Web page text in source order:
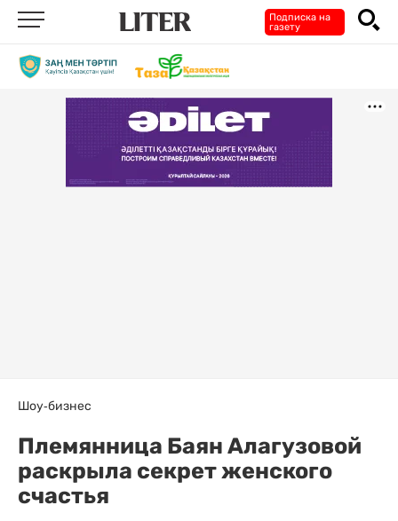
Подписка на
газету
Шоу-бизнес
Племянница Баян Алагузовой
раскрыла секрет женского
счастья